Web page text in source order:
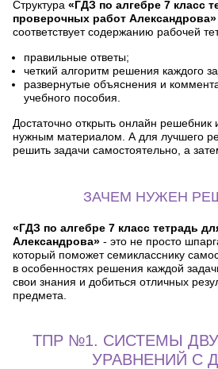
Структура «ГДЗ по алгебре 7 класс
проверочных работ Александрова»
соответствует содержанию рабочей
правильные ответы;
четкий алгоритм решения каждого
развернутые объяснения и
учебного пособия.
Достаточно открыть онлайн решебник
нужным материалом. А для лучшего
решить задачи самостоятельно, а
ЗАЧЕМ НУЖЕН
«ГДЗ по алгебре 7 класс тетрадь
Александрова» - это не просто
который поможет семикласснику
в особенностях решения каждой
свои знания и добиться отличных
предмета.
ТПР №1. СИСТЕМЫ
УРАВНЕНИЙ С